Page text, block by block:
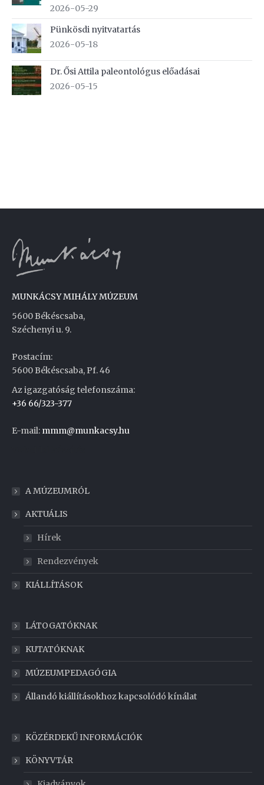
2026-05-29
Pünkösdi nyitvatartás
2026-05-18
Dr. Ősi Attila paleontológus előadásai
2026-05-15
MUNKÁCSY MIHÁLY MÚZEUM
5600 Békéscsaba,
Széchenyi u. 9.
Postacím:
5600 Békéscsaba, Pf. 46
Az igazgatóság telefonszáma:
+36 66/323-377
E-mail: mmm@munkacsy.hu
A MÚZEUMRÓL
AKTUÁLIS
Hírek
Rendezvények
KIÁLLÍTÁSOK
LÁTOGATÓKNAK
KUTATÓKNAK
MÚZEUMPEDAGÓGIA
Állandó kiállításokhoz kapcsolódó kínálat
KÖZÉRDEKŰ INFORMÁCIÓK
KÖNYVTÁR